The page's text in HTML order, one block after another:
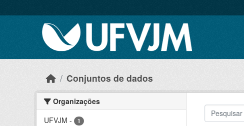
Conjuntos de dados
Organizações
UFVJM - 1